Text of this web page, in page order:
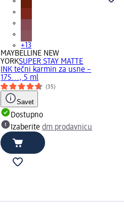
+13
MAYBELLINE NEW
YORKSUPER STAY MATTE
INK tečni karmin za usne –
175..., 5 ml
(35)
Savet
Dostupno
Izaberitedm prodavnicu